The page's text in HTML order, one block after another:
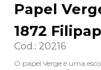
Papel
1872
Cod.: 20216
O papel Verge é uma